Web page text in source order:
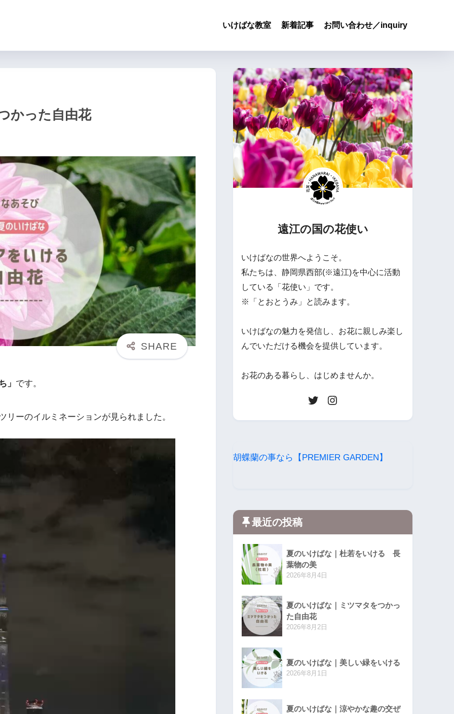
いけばな教室 新着記事 お問い合わせ／inquiry
かった自由花
」 です。
ーのイルミネーションが見られました。
遠江の国の花使い
いけばなの世界へようこそ。
私たちは、静岡県西部(※遠江)を中心に活動
している「花使い」です。
※「とおとうみ」と読みます。
いけばなの魅力を発信し、お花に親しみ楽し
んでいただける機会を提供しています。
お花のある暮らし、はじめませんか。
胡蝶蘭の事なら【PREMIER GARDEN】
最近の投稿
夏のいけばな｜杜若をいける 長
葉物の美
2026年8月4日
夏のいけばな｜ミツマタをつかっ
た自由花
2026年8月2日
夏のいけばな｜美しい緑をいける
2026年8月1日
夏のいけばな｜涼やかな趣の交ぜ